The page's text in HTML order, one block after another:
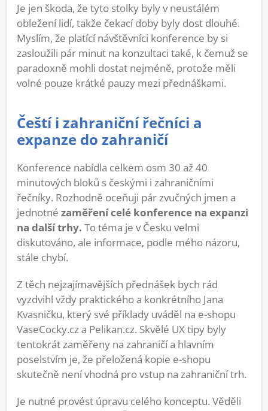
Je jen škoda, že tyto stolky byly v neustálém
obležení lidí, takže čekací doby byly dost dlouhé.
Myslím, že platící návštěvníci konference by si
zasloužili pár minut na konzultaci také, k čemuž se
paradoxně mohli dostat nejméně, protože měli
volné pouze krátké pauzy mezi přednáškami.
Čeští i zahraniční řečníci a
expanze do zahraničí
Konference nabídla celkem osm 30 až 40
minutových bloků s českými i zahraničními
řečníky. Rozhodně oceňuji pár zvučných jmen a
jednotné zaměření celé konference na expanzi
na další trhy. To téma je v Česku velmi
diskutováno, ale informace, podle mého názoru,
stále chybí.
Z těch nejzajímavějších přednášek bych rád
vyzdvihl vždy praktického a konkrétního Jana
Kvasničku, který své příklady uváděl na e-shopu
VaseCocky.cz a Pelikan.cz. Skvělé UX tipy byly
tentokrát zaměřeny na zahraničí a hlavním
poselstvím je, že přeložená kopie e-shopu
skutečně není vhodná pro vstup na zahraniční trh.
Je nutné provést úpravu celého konceptu. Věděli